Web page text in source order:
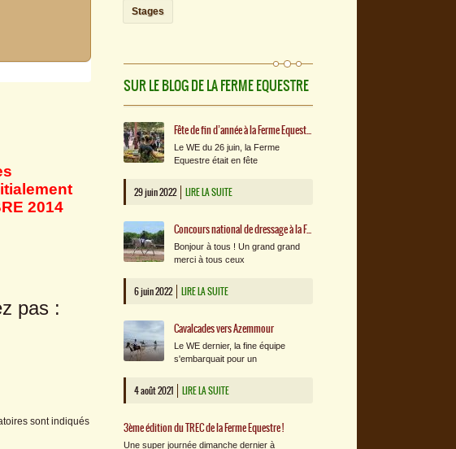
2014
pas :
sont indiqués
Stages
SUR LE BLOG DE LA FERME EQUESTRE
Fête de fin d’année à la Ferme Equestre !
Le WE du 26 juin, la Ferme
Equestre était en fête
29 juin 2022 LIRE LA SUITE
Concours national de dressage à la Ferme Equestre : l’album photos !
Bonjour à tous ! Un grand grand
merci à tous ceux
6 juin 2022 LIRE LA SUITE
Cavalcades vers Azemmour
Le WE dernier, la fine équipe
s'embarquait pour un
4 août 2021 LIRE LA SUITE
3ème édition du TREC de la Ferme Equestre !
Une super journée dimanche dernier à